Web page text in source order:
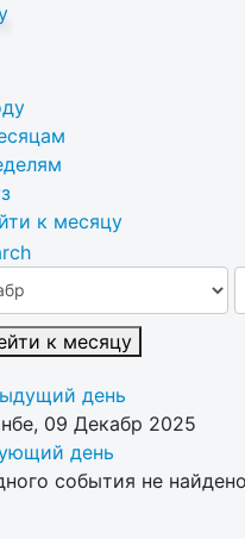
к месяцу
к месяцу
день
09 Декабр 2025
день
события не найдено